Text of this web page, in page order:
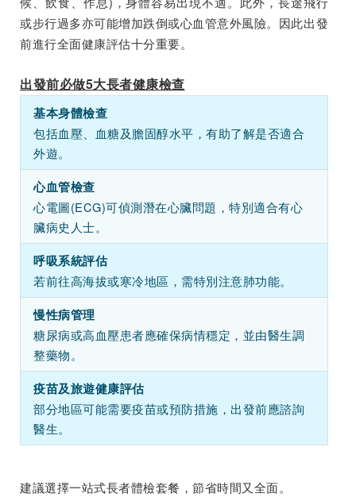
或步行過多亦可能增加跌倒或心血管意外風險。因此出發
前進行全面健康評估十分重要。
出發前必做5大長者健康檢查
基本身體檢查
包括血壓、血糖及膽固醇水平，有助了解是否適合
外遊。
心血管檢查
心電圖(ECG)可偵測潛在心臟問題，特別適合有心
臟病史人士。
呼吸系統評估
若前往高海拔或寒冷地區，需特別注意肺功能。
慢性病管理
糖尿病或高血壓患者應確保病情穩定，並由醫生調
整藥物。
疫苗及旅遊健康評估
部分地區可能需要疫苗或預防措施，出發前應諮詢
醫生。
建議選擇一站式長者體檢套餐，節省時間又全面。